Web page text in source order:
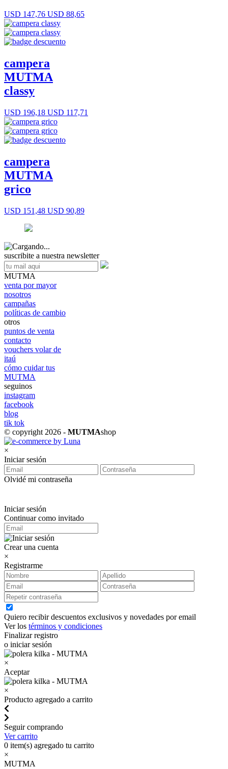
USD 147,76 USD 88,65
campera
MUTMA
classy
USD 196,18 USD 117,71
campera
MUTMA
grico
USD 151,48 USD 90,89
suscribite a nuestra newsletter
MUTMA
venta por mayor
nosotros
campañas
políticas de cambio
otros
puntos de venta
contacto
vouchers volar de
itaú
cómo cuidar tus
MUTMA
seguinos
instagram
facebook
blog
tik tok
© copyright 2026 - MUTMAshop
×
Iniciar sesión
Olvidé mi contraseña
Iniciar sesión
Continuar como invitado
Crear una cuenta
×
Registrarme
Quiero recibir descuentos exclusivos y novedades por email
Ver los términos y condiciones
Finalizar registro
o iniciar sesión
×
Aceptar
×
Producto agregado a carrito
Seguir comprando
Ver carrito
0 item(s) agregado tu carrito
×
MUTMA